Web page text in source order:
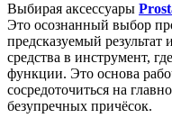
Выбирая аксессуары
Это осознанный выбор
предсказуемый
средства в инструмент,
функции. Это основа
сосредоточиться на
безупречных причёсок.